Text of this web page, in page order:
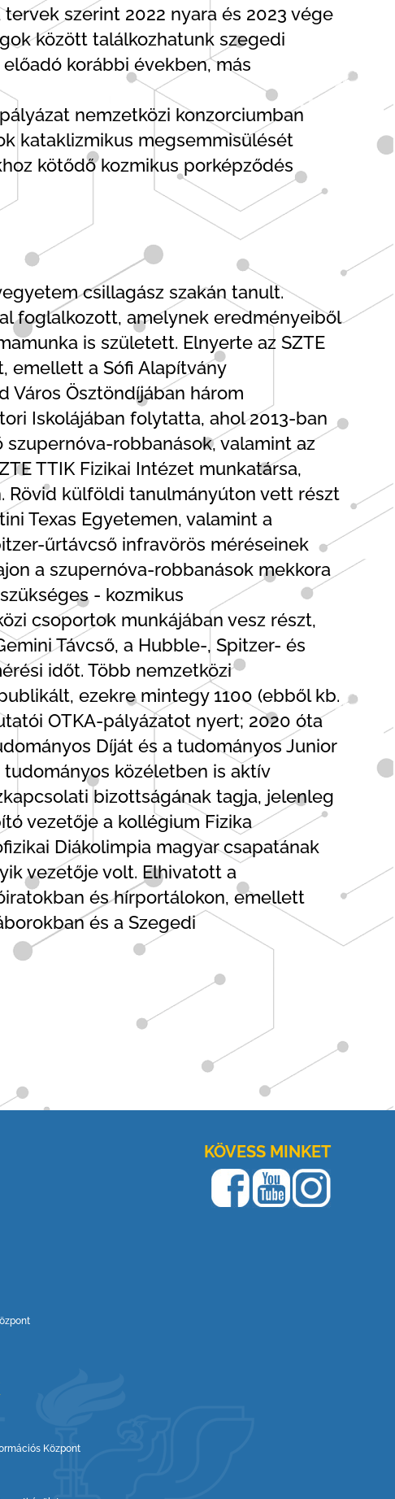
szerint 2022 nyara és 2023 vége
között találkozhatunk szegedi
korábbi években, más
nemzetközi konzorciumban
kataklizmikus megsemmisülését
kötődő kozmikus porképződés
csillagász szakán tanult.
foglalkozott, amelynek eredményeiből
is született. Elnyerte az SZTE
emellett a Sófi Alapítvány
Város Ösztöndíjában három
Iskolájában folytatta, ahol 2013-ban
robbanások, valamint az
TTIK Fizikai Intézet munkatársa,
Rövid külföldi tanulmányúton vett részt
Texas Egyetemen, valamint a
űrtávcső infravörös méréseinek
a szupernóva-robbanások mekkora
- kozmikus
csoportok munkájában vesz részt,
Távcső, a Hubble-, Spitzer- és
időt. Több nemzetközi
ezekre mintegy 1100 (ebből kb.
OTKA-pályázatot nyert; 2020 óta
Díját és a tudományos Junior
közéletben is aktív
bizottságának tagja, jelenleg
vezetője a kollégium Fizika
Diákolimpia magyar csapatának
vezetője volt. Elhivatott a
és hírportálokon, emellett
és a Szegedi
Központ
KÖVESS MINKET